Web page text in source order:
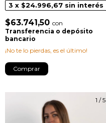
3 x $24.996,67 sin interés
$63.741,50 con
Transferencia o depósito
bancario
¡No te lo pierdas, es el último!
Comprar
1 /5